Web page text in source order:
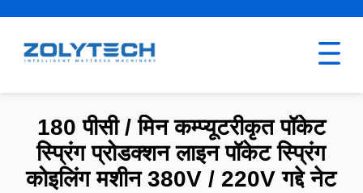
180 पीसी / मिन कम्प्यूटरीकृत पॉकेट
स्प्रिंग प्रोडक्शन लाइन पॉकेट स्प्रिंग
कोइलिंग मशीन 380V / 220V गद्दे नेट